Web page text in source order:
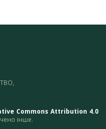
Commons Attribution 4.0
інше.